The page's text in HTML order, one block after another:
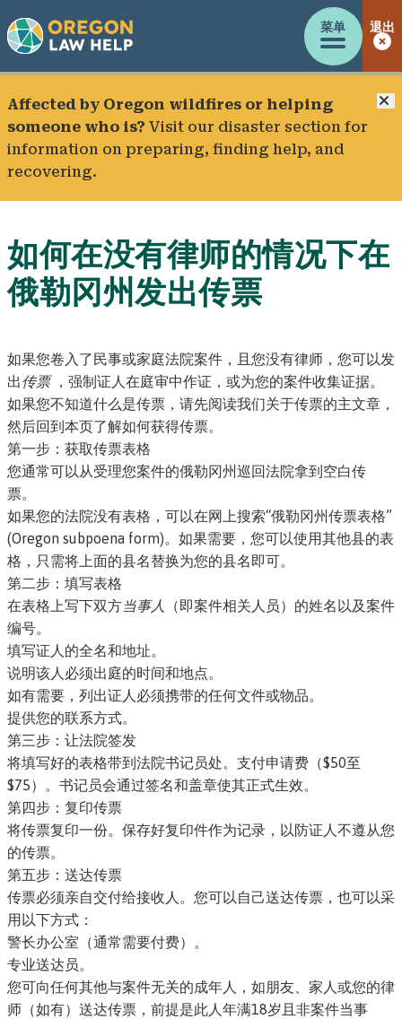
菜单 退出
Affected by Oregon wildfires or helping
someone who is? Visit our disaster section for
information on preparing, finding help, and
recovering.
如何在没有律师的情况下在
俄勒冈州发出传票
如果您卷入了民事或家庭法院案件，且您没有律师，您可以发
出传票，强制证人在庭审中作证，或为您的案件收集证据。
如果您不知道什么是传票， 请先阅读我们关于传票的主文章 ，
然后回到本页了解如何获得传票。
第一步：获取传票表格
您通常可以从受理您案件的俄勒冈州巡回法院拿到空白传
票。
如果您的法院没有表格，可以在网上搜索“俄勒冈州传票表格”
(Oregon subpoena form)。如果需要，您可以使用其他县的表
格，只需将上面的县名替换为您的县名即可。
第二步：填写表格
在表格上写下双方当事人
（即案件相关人员）的姓名以及案件
编号。
填写证人的全名和地址。
说明该人必须出庭的时间和地点。
如有需要，列出证人必须携带的任何文件或物品。
提供您的联系方式。
第三步：让法院签发
将填写好的表格带到法院书记员处。支付申请费（$50至
$75）。书记员会通过签名和盖章使其正式生效。
第四步：复印传票
将传票复印一份。保存好复印件作为记录，以防证人不遵从您
的传票。
第五步：送达传票
传票必须亲自交付给接收人。您可以自己送达传票，也可以采
用以下方式：
警长办公室（通常需要付费）。
专业送达员。
您可向任何其他与案件无关的成年人，如朋友、家人或您的律
师（如有）送达传票，前提是此人年满18岁且非案件当事